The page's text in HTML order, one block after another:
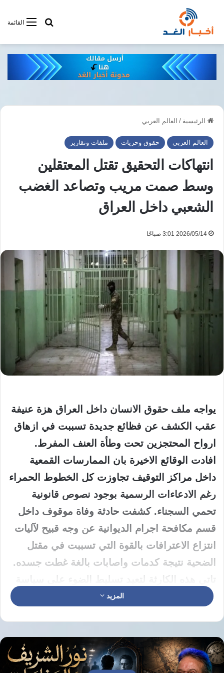
القائمةأبحت فى
الرئيسية / العالم العربي
العالم العربي حقوق وحريات ملفات وتقارير
انتهاكات التحقيق تقتل المعتقلين
وسط صمت مريب وتصاعد الغضب
الشعبي داخل العراق
2026/05/14 3:01 صباحًا
يواجه ملف حقوق الانسان داخل العراق هزة عنيفة
عقب الكشف عن فظائع جديدة تسببت في ازهاق
ارواح المحتجزين تحت وطأة العنف المفرط.
افادت الوقائع الاخيرة بان الممارسات القمعية
داخل مراكز التوقيف تجاوزت كل الخطوط الحمراء
رغم الادعاءات الرسمية بوجود نصوص قانونية
تحمي السجناء. كشفت حادثة وفاة موقوف داخل
قسم مكافحة اجرام الديوانية عن وجه قبيح لآليات
انتزاع الاعترافات بالقوة التي تسببت في مقتل
الضحية نتيجة كدمات واصابات بالغة غطت جسده.
العنف الممنهج التي تتبعها بعض الاجهزة الامنية
سجون الموت الممنهج والافلات من
المزيد